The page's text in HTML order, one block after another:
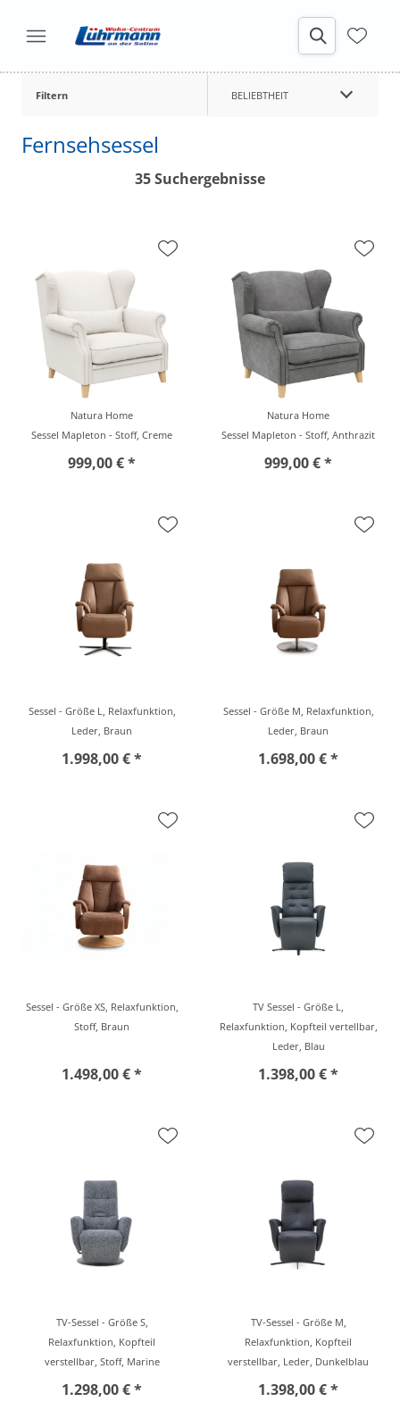
Filtern BELIEBTHEIT
Fernsehsessel
35 Suchergebnisse
Natura Home
Sessel Mapleton - Stoff, Creme
999,00 € *
Natura Home
Sessel Mapleton - Stoff, Anthrazit
999,00 € *
Sessel - Größe L, Relaxfunktion,
Leder, Braun
1.998,00 € *
Sessel - Größe M, Relaxfunktion,
Leder, Braun
1.698,00 € *
Sessel - Größe XS, Relaxfunktion,
Stoff, Braun
1.498,00 € *
TV Sessel - Größe L,
Relaxfunktion, Kopfteil vertellbar,
Leder, Blau
1.398,00 € *
TV-Sessel - Größe S,
Relaxfunktion, Kopfteil
verstellbar, Stoff, Marine
1.298,00 € *
TV-Sessel - Größe M,
Relaxfunktion, Kopfteil
verstellbar, Leder, Dunkelblau
1.398,00 € *